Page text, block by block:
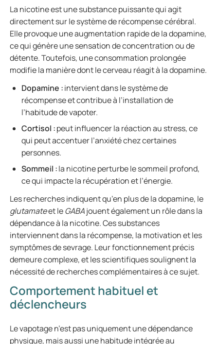
La nicotine est une substance puissante qui agit
directement sur le système de récompense cérébral.
Elle provoque une augmentation rapide de la dopamine,
ce qui génère une sensation de concentration ou de
détente. Toutefois, une consommation prolongée
modifie la manière dont le cerveau réagit à la dopamine.
Dopamine :intervient dans le système de
récompense et contribue à l’installation de
l’habitude de vapoter.
Cortisol :peut influencer la réaction au stress, ce
qui peut accentuer l’anxiété chez certaines
personnes.
Sommeil :la nicotine perturbe le sommeil profond,
ce qui impacte la récupération et l’énergie.
Les recherches indiquent qu’en plus de la dopamine, le
glutamateet leGABAjouent également un rôle dans la
dépendance à la nicotine. Ces substances
interviennent dans la récompense, la motivation et les
symptômes de sevrage. Leur fonctionnement précis
demeure complexe, et les scientifiques soulignent la
nécessité de recherches complémentaires à ce sujet.
Comportement habituel et
déclencheurs
Le vapotage n’est pas uniquement une dépendance
physique, mais aussi une habitude intégrée au